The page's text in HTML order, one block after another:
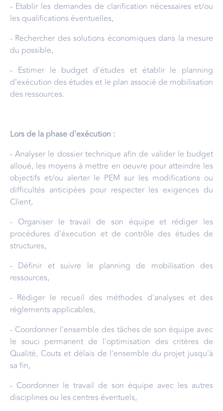
- Etablir les demandes de clarification nécessaires et/ou
les qualifications éventuelles,
- Rechercher des solutions économiques dans la mesure
du possible,
- Estimer le budget d'études et établir le planning
d'exécution des études et le plan associé de mobilisation
des ressources.
Lors de la phase d'exécution :
- Analyser le dossier technique afin de valider le budget
alloué, les moyens à mettre en oeuvre pour atteindre les
objectifs et/ou alerter le PEM sur les modifications ou
difficultés anticipées pour respecter les exigences du
Client,
- Organiser le travail de son équipe et rédiger les
procédures d'éxecution et de contrôle des études de
structures,
- Définir et suivre le planning de mobilisation des
ressources,
- Rédiger le recueil des méthodes d'analyses et des
réglements applicables,
- Coordonner l'ensemble des tâches de son équipe avec
le souci permanent de l'optimisation des critères de
Qualité, Couts et délais de l'ensemble du projet jusqu'à
sa fin,
- Coordonner le travail de son équipe avec les autres
disciplines ou les centres éventuels,